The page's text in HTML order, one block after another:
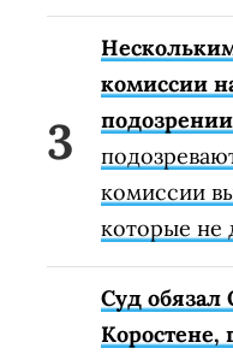
Поделиться
Подготовил/ла Ирина
СМОТРИТЕ СПЕЦТЕМУ:
Выборы в
потратила
другихЕсть
вообще не